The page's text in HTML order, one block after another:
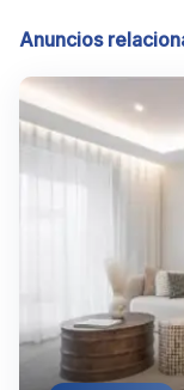
Anuncios